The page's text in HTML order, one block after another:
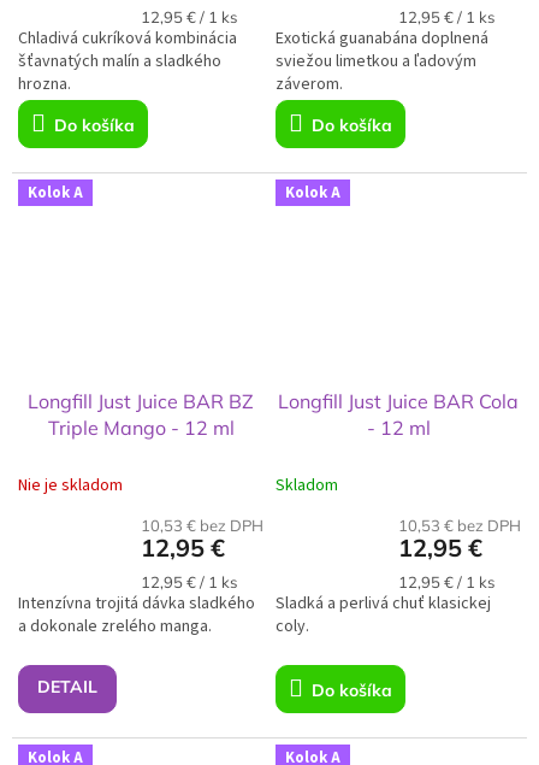
Jednotková
cena:
12,95 € / 1 ks
Do košíka
Chladivá cukríková kombinácia
šťavnatých malín a sladkého
hrozna.
Jednotková
cena:
12,95 € / 1 ks
Do košíka
Exotická guanabána doplnená
sviežou limetkou a ľadovým
záverom.
Kolok A
Longfill Just Juice BAR BZ
Triple Mango - 12 ml
Nie je skladom
10,53 € bez DPH
12,95 €
Jednotková
cena:
12,95 € / 1 ks
DETAIL
Intenzívna trojitá dávka sladkého
a dokonale zrelého manga.
Kolok A
Longfill Just Juice BAR Cola
- 12 ml
Skladom
10,53 € bez DPH
12,95 €
Jednotková
cena:
12,95 € / 1 ks
Do košíka
Sladká a perlivá chuť klasickej
coly.
Kolok A Kolok A